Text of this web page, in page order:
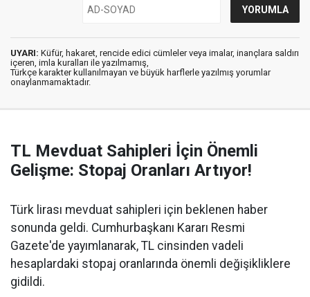
UYARI: Küfür, hakaret, rencide edici cümleler veya imalar, inançlara saldırı
içeren, imla kuralları ile yazılmamış,
Türkçe karakter kullanılmayan ve büyük harflerle yazılmış yorumlar
onaylanmamaktadır.
TL Mevduat Sahipleri İçin Önemli
Gelişme: Stopaj Oranları Artıyor!
Türk lirası mevduat sahipleri için beklenen haber
sonunda geldi. Cumhurbaşkanı Kararı Resmi
Gazete'de yayımlanarak, TL cinsinden vadeli
hesaplardaki stopaj oranlarında önemli değişikliklere
gidildi.